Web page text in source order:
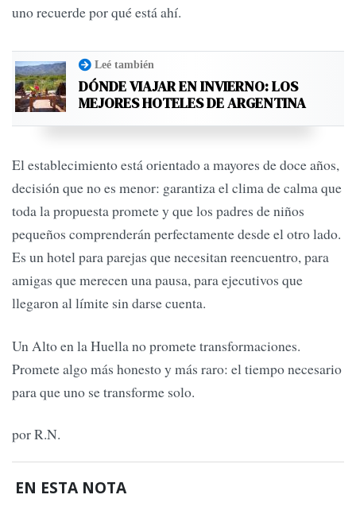
uno recuerde por qué está ahí.
Leé también
DÓNDE VIAJAR EN INVIERNO: LOS
MEJORES HOTELES DE ARGENTINA
El establecimiento está orientado a mayores de doce años,
decisión que no es menor: garantiza el clima de calma que
toda la propuesta promete y que los padres de niños
pequeños comprenderán perfectamente desde el otro lado.
Es un hotel para parejas que necesitan reencuentro, para
amigas que merecen una pausa, para ejecutivos que
llegaron al límite sin darse cuenta.
Un Alto en la Huella no promete transformaciones.
Promete algo más honesto y más raro: el tiempo necesario
para que uno se transforme solo.
por R.N.
EN ESTA NOTA